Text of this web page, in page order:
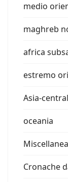
medio
maghreb
africa
estremo
Asia-
oceania
Miscellanea
Cronache